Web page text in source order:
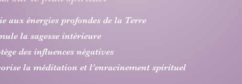
aux énergies profondes de la Terre
la sagesse intérieure
des influences négatives
la méditation et l’enracinement spirituel